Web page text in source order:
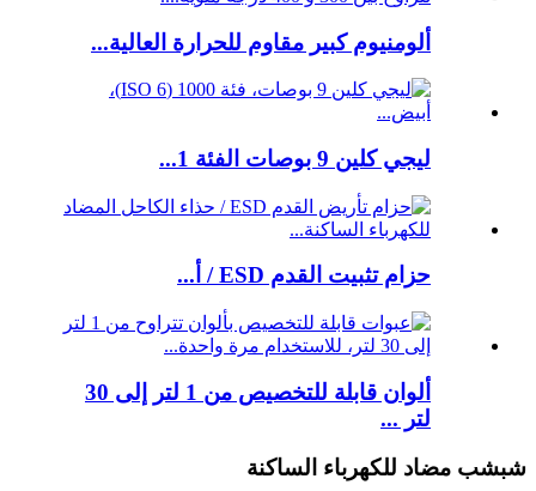
ألومنيوم كبير مقاوم للحرارة العالية...
ليجي كلين 9 بوصات الفئة 1...
حزام تثبيت القدم ESD / أ...
ألوان قابلة للتخصيص من 1 لتر إلى 30
لتر ...
شبشب مضاد للكهرباء الساكنة